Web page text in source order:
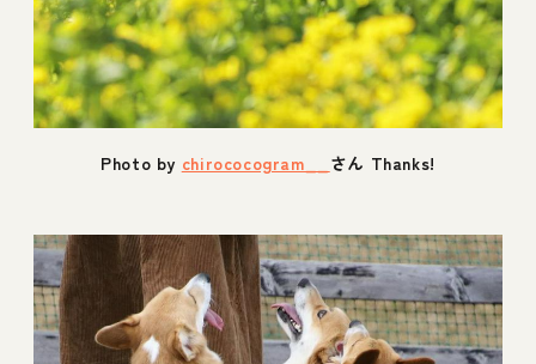
Photo by chirococogram__ さん Thanks!